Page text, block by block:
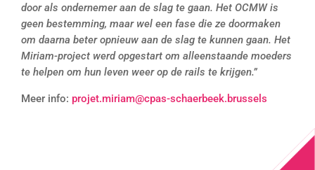
door als ondernemer aan de slag te gaan. Het OCMW is
geen bestemming, maar wel een fase die ze doormaken
om daarna beter opnieuw aan de slag te kunnen gaan. Het
Miriam-project werd opgestart om alleenstaande moeders
te helpen om hun leven weer op de rails te krijgen.”
Meer info: projet.miriam@cpas-schaerbeek.brussels